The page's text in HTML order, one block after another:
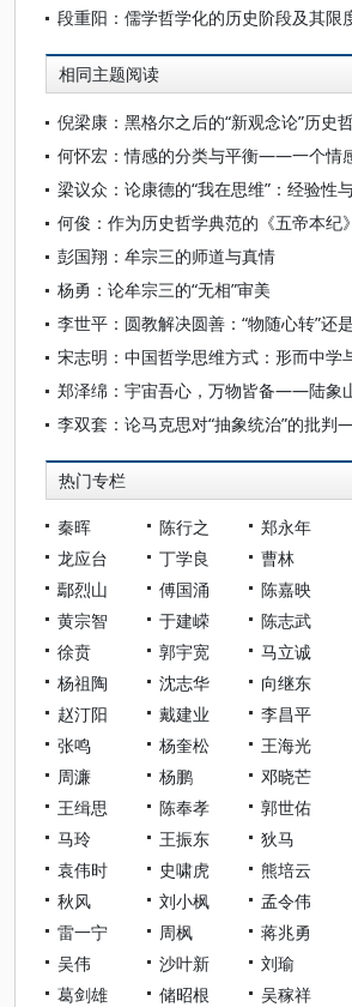
段重阳：儒学哲学化的历史阶段及其限
相同主题阅读
彭国翔：牟宗三的师道与真情
杨勇：论牟宗三的“无相”审美
热门专栏
秦晖 陈行之
郑永年
龙应台
丁学良
曹林
鄢烈山
傅国涌
陈嘉映
黄宗智
于建嵘
陈志武
徐贲
郭宇宽
马立诚
杨祖陶
沈志华
向继东
赵汀阳
戴建业
李昌平
张鸣
杨奎松
王海光
周濂
杨鹏
邓晓芒
王缉思
陈奉孝
郭世佑
马玲
王振东
狄马
袁伟时
史啸虎
熊培云
秋风
刘小枫
孟令伟
雷一宁
周枫
蒋兆勇
吴伟
沙叶新
刘瑜
葛剑雄
储昭根
吴稼祥